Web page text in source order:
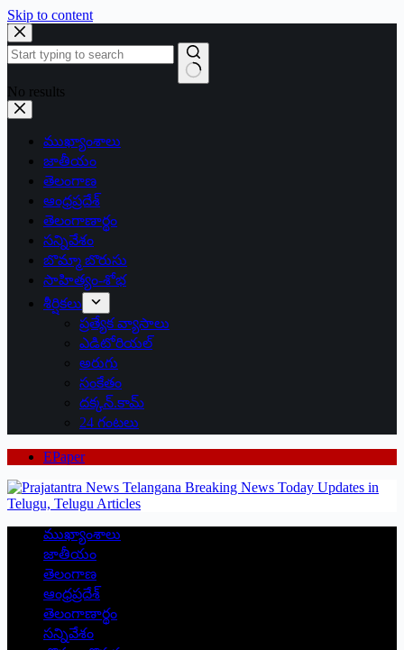
Skip to content
No results
ముఖ్యాంశాలు
జాతీయం
తెలంగాణ
ఆంధ్రప్రదేశ్
తెలంగాణార్థం
సన్నివేశం
బొమ్మా బొరుసు
సాహిత్యం-శోభ
శీర్షికలు
ప్రత్యేక వ్యాసాలు
ఎడిటోరియల్
అరుగు
సంకేతం
దక్కన్.కామ్
24 గంటలు
EPaper
ముఖ్యాంశాలు
జాతీయం
తెలంగాణ
ఆంధ్రప్రదేశ్
తెలంగాణార్థం
సన్నివేశం